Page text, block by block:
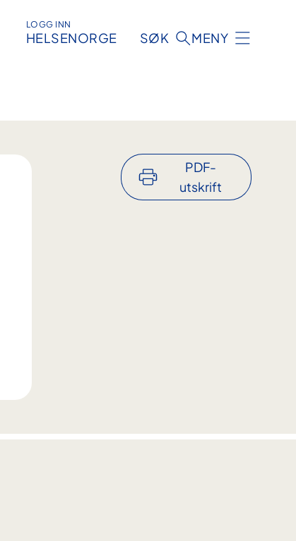
LOGG INN
HELSENORGE SØK MENY
PDF-
utskrift